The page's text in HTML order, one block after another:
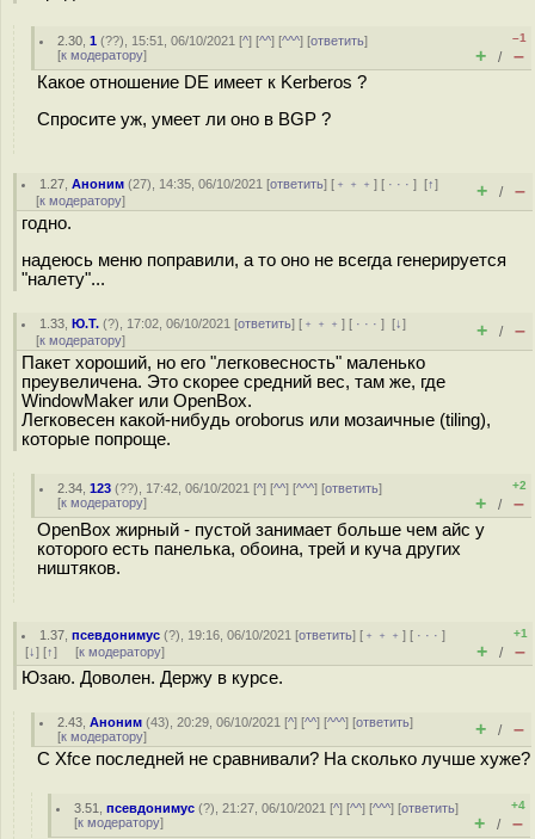
2.30 ,1 (??), 15:51, 06/10/2021 [^] [^^] [^^^] [ответить]
[к модератору]
–1
+ / –
Какое отношение DE имеет к Kerberos ?
Спросите уж, умеет ли оно в BGP ?
1.27 ,Аноним (27), 14:35, 06/10/2021 [ответить] [ ﹢﹢﹢] [ · · ·][↑]
[к модератору] + / –
годно.
надеюсь меню поправили, а то оно не всегда генерируется
"налету"...
1.33 ,Ю.Т. (?), 17:02, 06/10/2021 [ответить] [ ﹢﹢﹢] [ · · ·][↓]
[к модератору] + / –
Пакет хороший, но его "легковесность" маленько
преувеличена. Это скорее средний вес, там же, где
WindowMaker или OpenBox.
Легковесен какой-нибудь oroborus или мозаичные (tiling),
которые попроще.
2.34 ,123 (??), 17:42, 06/10/2021 [^] [^^] [^^^] [ответить]
[к модератору]
+2
+ / –
OpenBox жирный - пустой занимает больше чем айс у
которого есть панелька, обоина, трей и куча других
ништяков.
1.37 ,псевдонимус (?), 19:16, 06/10/2021 [ответить] [ ﹢﹢﹢] [ · · ·]
[↓] [↑] [к модератору]
+1
+ / –
Юзаю. Доволен. Держу в курсе.
2.43 ,Аноним (43), 20:29, 06/10/2021 [^] [^^] [^^^] [ответить]
[к модератору] + / –
C Xfce последней не сравнивали? На сколько лучше хуже?
3.51 ,псевдонимус (?), 21:27, 06/10/2021 [^] [^^] [^^^] [ответить]
[к модератору]
+4
+ / –